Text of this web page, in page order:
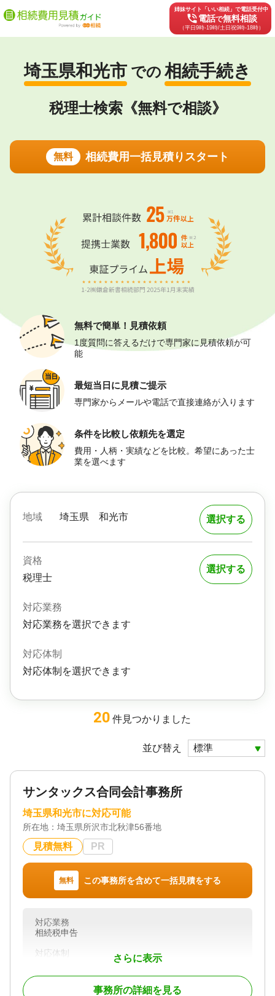
姉妹サイト「いい相続」で電話受付中
phone_in_talk電話で無料相談
（平日9時-19時/土日祝9時-18時）
埼玉県和光市 での 相続手続き
税理士検索《無料で相談》
無料 相続費用一括見積りスタート
無料で簡単！ 見積依頼
1度質問に答えるだけで専門家に見積依頼が可
能
最短当日に 見積ご提示
専門家からメールや電話で直接連絡が入ります
条件を比較し依頼先を選定
費用・人柄・実績などを比較。希望にあった士
業を選べます
地域 埼玉県 和光市 選択する
資格
税理士
対応業務
対応業務を選択できます
対応体制
対応体制を選択できます
選択する
20 件見つかりました
並び替え
サンタックス合同会計事務所
埼玉県和光市に対応可能
所在地： 埼玉県所沢市北秋津56番地
見積無料 PR
無料 この事務所を含めて一括見積をする
さらに表示
対応業務
相続税申告
対応体制
事務所の詳細を見る